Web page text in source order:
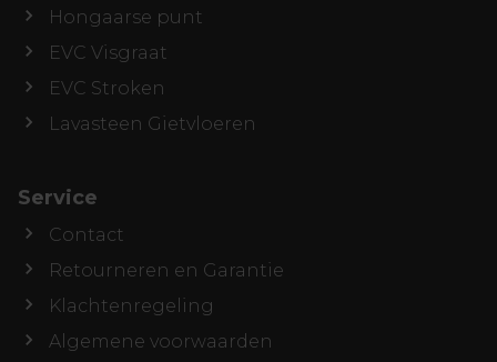
Hongaarse punt
EVC Visgraat
EVC Stroken
Lavasteen Gietvloeren
Service
Contact
Retourneren en Garantie
Klachtenregeling
Algemene voorwaarden